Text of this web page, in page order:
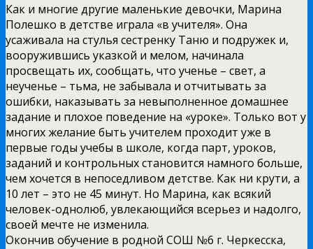
Как и многие другие маленькие девочки, Марина
Полешко в детстве играла «в учителя». Она
усаживала на стулья сестренку Таню и подружек и,
вооружившись указкой и мелом, начинала
просвещать их, сообщать, что ученье – свет, а
неученье – тьма, не забывала и отчитывать за
ошибки, наказывать за невыполненное домашнее
задание и плохое поведение на «уроке». Только вот у
многих желание быть учителем проходит уже в
первые годы учебы в школе, когда парт, уроков,
заданий и контрольных становится намного больше,
чем хочется в непоседливом детстве. Как ни крути, а
10 лет – это не 45 минут. Но Марина, как всякий
человек-однолюб, увлекающийся всерьез и надолго,
своей мечте не изменила.
Окончив обучение в родной СОШ №6 г. Черкесска,